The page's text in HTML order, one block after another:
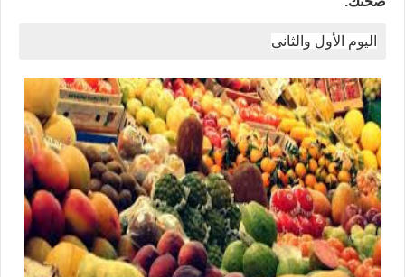
اليوم الأول والثانى